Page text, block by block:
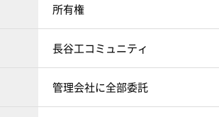
所有権
長谷工コミュニティ
管理会社に全部委託